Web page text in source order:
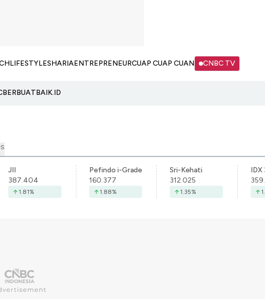
LIFESTYLESHARIAENTREPRENEURCUAP CUAP CUAN CNBC TV
BERBUATBAIK.ID
JII
387.404
1.81%
Pefindo i-Grade
160.377
1.88%
Sri-Kehati
312.025
1.35%
IDX